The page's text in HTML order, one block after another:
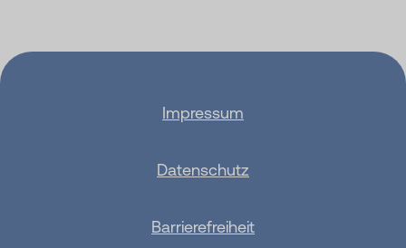
Impressum
Datenschutz
Barrierefreiheit